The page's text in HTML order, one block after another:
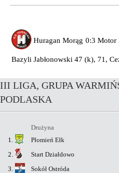
Huragan Morąg 0:3 Motor
Bazyli Jabłonowski 47 (k), 71,
III LIGA, GRUPA
PODLASKA
Drużyna
1.
Płomień Ełk
2.
Start Działdowo
3.
Sokół Ostróda